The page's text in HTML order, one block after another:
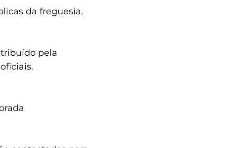
da freguesia.
pela